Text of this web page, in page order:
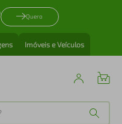
Quero
Imóveis e Veículos